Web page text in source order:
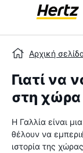
Αρχική
Γιατί να
στη χώρα
Η Γαλλία είναι
θέλουν να
ιστορία της